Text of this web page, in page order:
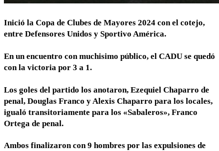
Inició la Copa de Clubes de Mayores 2024 con el cotejo,
entre Defensores Unidos y Sportivo América.
En un encuentro con muchisimo público, el CADU se quedó
con la victoria por 3 a 1.
Los goles del partido los anotaron, Ezequiel Chaparro de
penal, Douglas Franco y Alexis Chaparro para los locales,
igualó transitoriamente para los «Sabaleros», Franco
Ortega de penal.
Ambos finalizaron con 9 hombres por las expulsiones de